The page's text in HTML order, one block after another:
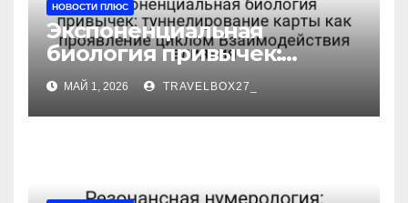
НОВОСТИ ПЛЮС
Экспоненциальная
биология привычек:
туннелирование карты как
проявление циклом
Взаимодействия влияния
МАЙ 1, 2026 TRAVELBOX27_